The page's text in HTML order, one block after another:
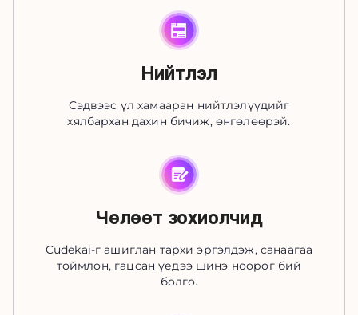
Нийтлэл
Сэдвээс үл хамааран нийтлэлүүдийг
хялбархан дахин бичиж, өнгөлөөрэй.
Чөлөөт зохиолчид
Cudekai-г ашиглан тархи эргэлдэж, санаагаа
тоймлон, гацсан үедээ шинэ ноорог бий
болго.